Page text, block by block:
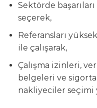
Sektörde
seçerek,
Referansları
ile çalışarak,
Çalışma izinleri,
belgeleri ve
nakliyeciler seçimi